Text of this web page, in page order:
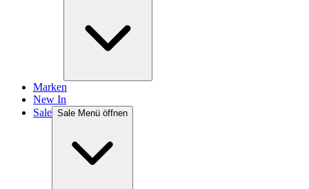
Marken
New In
Sale Sale Menü öffnen